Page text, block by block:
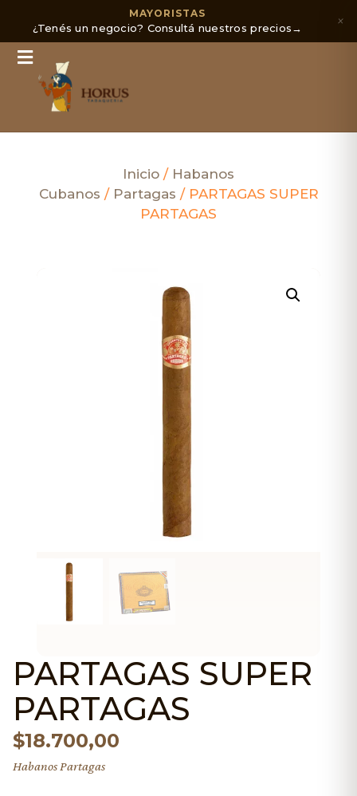
MAYORISTAS
¿Tenés un negocio? Consultá nuestros precios→ ×
Inicio / Habanos
Cubanos / Partagas / PARTAGAS SUPER
PARTAGAS
PARTAGAS SUPER
PARTAGAS
$18.700,00
Habanos Partagas